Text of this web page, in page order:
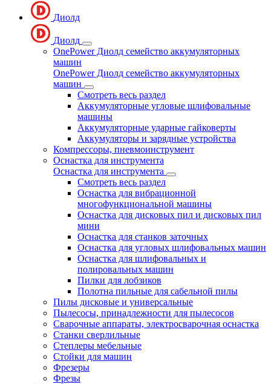
Диолд
Диолд
OnePower Диолд семейство аккумуляторных
машин
OnePower Диолд семейство аккумуляторных
машин
Смотреть весь раздел
Аккумуляторные угловые шлифовальные
машины
Аккумуляторные ударные гайковерты
Аккумуляторы и зарядные устройства
Компрессоры, пневмоинструмент
Оснастка для инструмента
Оснастка для инструмента
Смотреть весь раздел
Оснастка для вибрационной
многофункциональной машины
Оснастка для дисковых пил и дисковых пил
мини
Оснастка для станков заточных
Оснастка для угловых шлифовальных машин
Оснастка для шлифовальных и
полировальных машин
Пилки для лобзиков
Полотна пильные для сабельной пилы
Пилы дисковые и универсальные
Пылесосы, принадлежности для пылесосов
Сварочные аппараты, электросварочная оснастка
Станки сверлильные
Степлеры мебельные
Стойки для машин
Фрезеры
Фрезы